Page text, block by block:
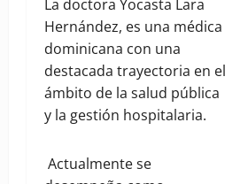
La doctora Yocasta Lara
Hernández, es una médica
dominicana con una
destacada trayectoria en el
ámbito de la salud pública
y la gestión hospitalaria.
Actualmente se